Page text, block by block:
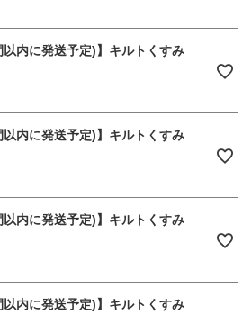
以内に発送予定)】キルトくすみ
以内に発送予定)】キルトくすみ
以内に発送予定)】キルトくすみ
以内に発送予定)】キルトくすみ